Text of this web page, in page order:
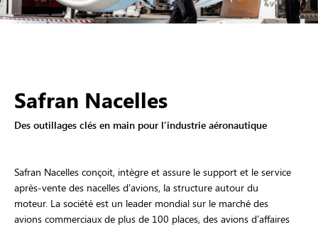
Safran Nacelles
Des outillages clés en main pour l’industrie aéronautique
Safran Nacelles conçoit, intègre et assure le support et le service
après-vente des nacelles d’avions, la structure autour du
moteur. La société est un leader mondial sur le marché des
avions commerciaux de plus de 100 places, des avions d’affaires